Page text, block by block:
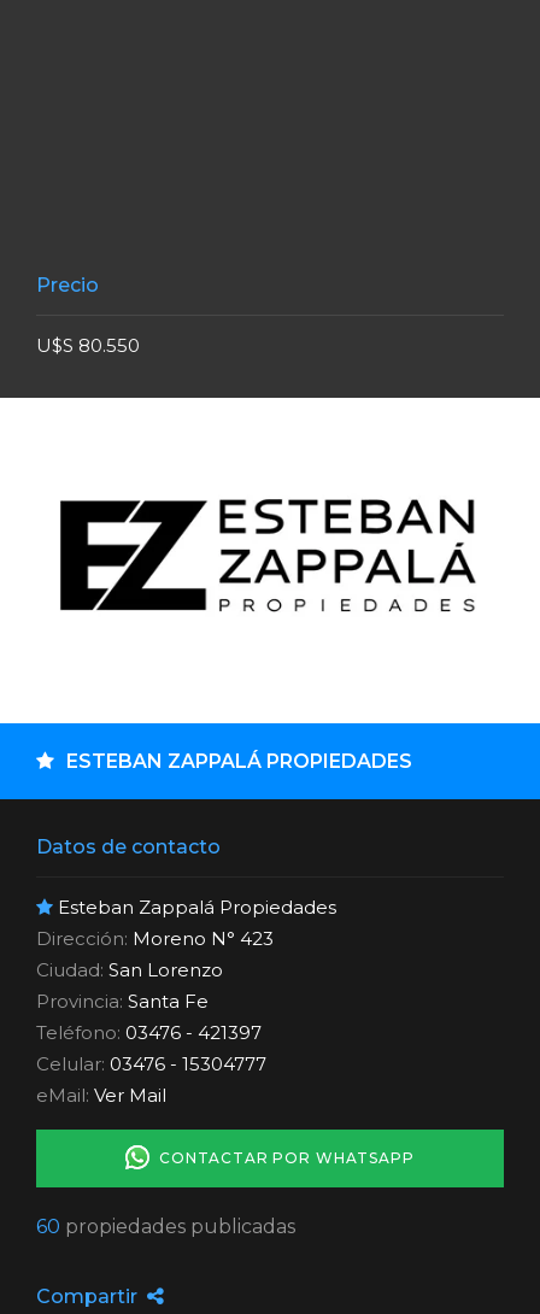
Precio
U$S 80.550
ESTEBAN ZAPPALÁ PROPIEDADES
Datos de contacto
Esteban Zappalá Propiedades
Dirección: Moreno N° 423
Ciudad: San Lorenzo
Provincia: Santa Fe
Teléfono: 03476 - 421397
Celular: 03476 - 15304777
eMail: Ver Mail
CONTACTAR POR WHATSAPP
60 propiedades publicadas
Compartir